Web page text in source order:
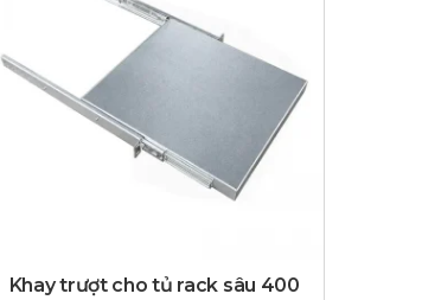
Khay trượt cho tủ rack sâu 400